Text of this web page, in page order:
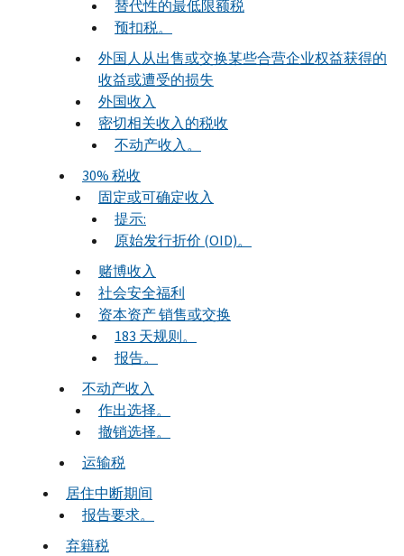
替代性的最低限额税
预扣税。
外国人从出售或交换某些合营企业权益获得的
收益或遭受的损失
外国收入
密切相关收入的税收
不动产收入。
30% 税收
固定或可确定收入
提示:
原始发行折价 (OID)。
赌博收入
社会安全福利
资本资产 销售或交换
183 天规则。
报告。
不动产收入
作出选择。
撤销选择。
运输税
居住中断期间
报告要求。
弃籍税